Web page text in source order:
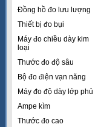
Đồng hồ đo lưu lượng
Thiết bị đo bụi
Máy đo chiều dày kim
loại
Thước đo độ sâu
Bộ đo điện vạn năng
Máy đo độ dày lớp phủ
Ampe kìm
Thước đo cao